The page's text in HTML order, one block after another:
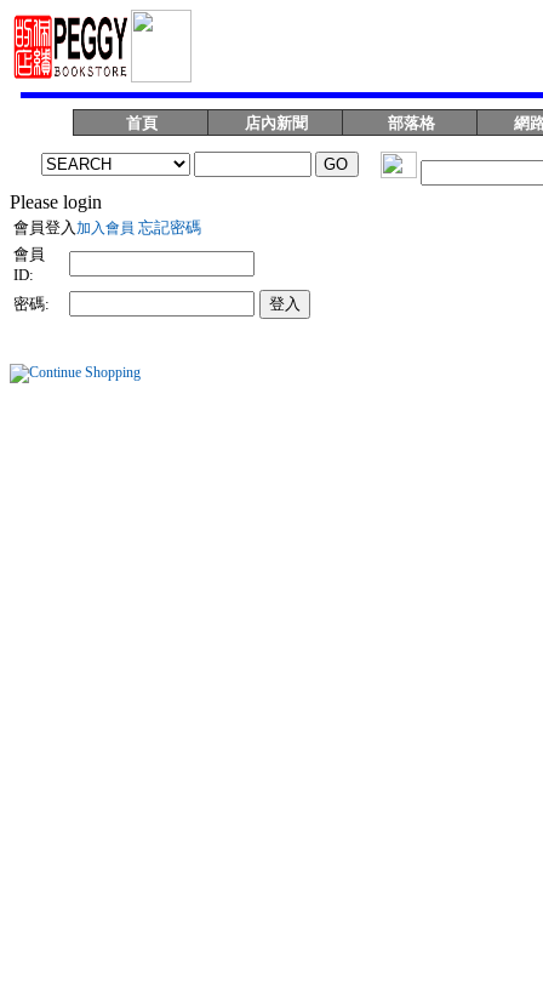
Please login
會員登入加入會員 忘記密碼
會員
ID:
密碼:
首頁 店內新聞 部落格 網